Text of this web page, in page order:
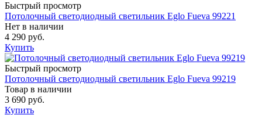
Быстрый просмотр
Потолочный светодиодный светильник Eglo Fueva 99221
Нет в наличии
4 290 руб.
Купить
Быстрый просмотр
Потолочный светодиодный светильник Eglo Fueva 99219
Товар в наличии
3 690 руб.
Купить